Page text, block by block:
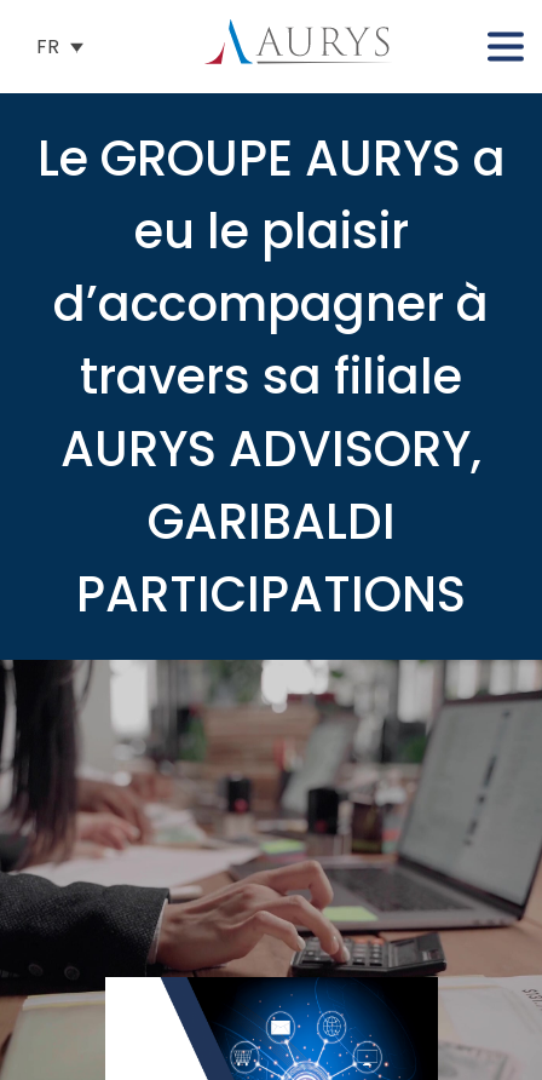
FR
Le GROUPE AURYS a
eu le plaisir
d’accompagner à
travers sa filiale
AURYS ADVISORY,
GARIBALDI
PARTICIPATIONS